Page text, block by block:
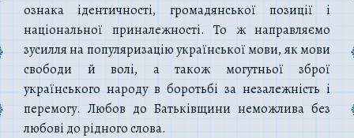
ознака ідентичності, громадянської позиції і
національної приналежності. То ж направляємо
зусилля на популяризацію української мови, як мови
свободи й волі, а також могутньої зброї
українського народу в боротьбі за незалежність і
перемогу. Любов до Батьківщини неможлива без
любові до рідного слова.